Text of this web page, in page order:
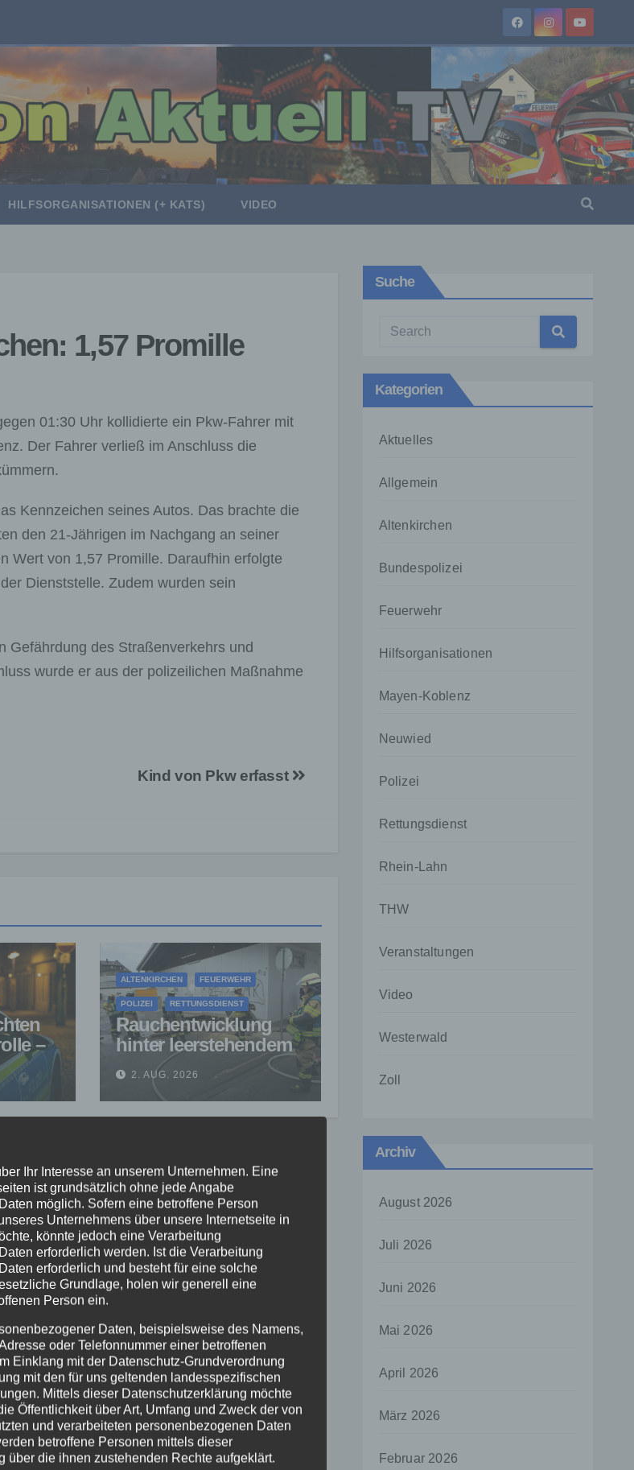
HILFSORGANISATIONEN (+ KATS) VIDEO
1,57 Promille
01:30 Uhr kollidierte ein Pkw-Fahrer mit
Der Fahrer verließ im Anschluss die
Kennzeichen seines Autos. Das brachte die
den 21-Jährigen im Nachgang an seiner
Wert von 1,57 Promille. Daraufhin erfolgte
Dienststelle. Zudem wurden sein
Gefährdung des Straßenverkehrs und
wurde er aus der polizeilichen Maßnahme
Kind von Pkw erfasst
–
ALTENKIRCHEN FEUERWEHR
POLIZEI RETTUNGSDIENST
Rauchentwicklung
hinter leerstehendem
Gebäude sorgt für
Feuerwehreinsatz
2. AUG. 2026
Suche
Kategorien
Aktuelles
Allgemein
Altenkirchen
Bundespolizei
Feuerwehr
Hilfsorganisationen
Mayen-Koblenz
Neuwied
Polizei
Rettungsdienst
Rhein-Lahn
THW
Veranstaltungen
Video
Westerwald
Zoll
Archiv
August 2026
Juli 2026
Juni 2026
Mai 2026
April 2026
März 2026
Februar 2026
Ihr Interesse an unserem Unternehmen. Eine
ist grundsätzlich ohne jede Angabe
möglich. Sofern eine betroffene Person
Unternehmens über unsere Internetseite in
könnte jedoch eine Verarbeitung
erforderlich werden. Ist die Verarbeitung
erforderlich und besteht für eine solche
Grundlage, holen wir generell eine
Person ein.
Daten, beispielsweise des Namens,
oder Telefonnummer einer betroffenen
Einklang mit der Datenschutz-Grundverordnung
mit den für uns geltenden landesspezifischen
Mittels dieser Datenschutzerklärung möchte
Öffentlichkeit über Art, Umfang und Zweck der von
und verarbeiteten personenbezogenen Daten
betroffene Personen mittels dieser
über die ihnen zustehenden Rechte aufgeklärt.